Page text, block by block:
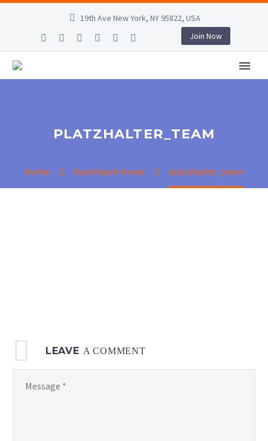
19th Ave New York, NY 95822, USA
Join Now
PLATZHALTER_TEAM
Home Kurenbach Home platzhalter_team
LEAVE A COMMENT